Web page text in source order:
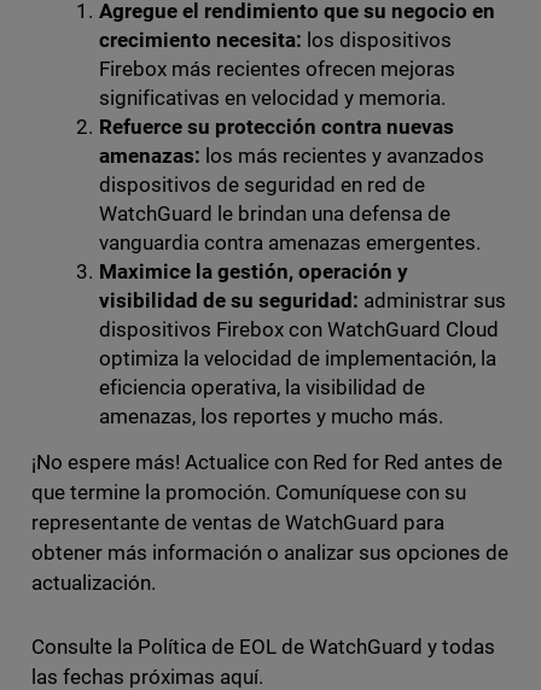
Agregue el rendimiento que su negocio en
crecimiento necesita: los dispositivos
Firebox más recientes ofrecen mejoras
significativas en velocidad y memoria.
Refuerce su protección contra nuevas
amenazas: los más recientes y avanzados
dispositivos de seguridad en red de
WatchGuard le brindan una defensa de
vanguardia contra amenazas emergentes.
Maximice la gestión, operación y
visibilidad de su seguridad: administrar sus
dispositivos Firebox con WatchGuard Cloud
optimiza la velocidad de implementación, la
eficiencia operativa, la visibilidad de
amenazas, los reportes y mucho más.
¡No espere más! Actualice con Red for Red antes de
que termine la promoción. Comuníquese con su
representante de ventas de WatchGuard para
obtener más información o analizar sus opciones de
actualización.
Consulte la Política de EOL de WatchGuard y todas
las fechas próximas aquí.